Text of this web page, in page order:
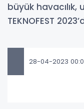
büyük
TEKNOFEST
28-04-2023